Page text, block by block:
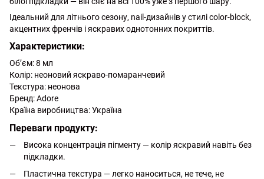
Ідеальний для літнього сезону, nail-дизайнів у стилі color-block,
акцентних френчів і яскравих однотонних покриттів.
Характеристики:
Об’єм: 8 мл
Колір: неоновий яскраво-помаранчевий
Текстура: неонова
Бренд: Adore
Країна виробництва: Україна
Переваги продукту:
Висока концентрація пігменту — колір яскравий навіть без
підкладки.
Пластична текстура — легко наноситься, не тече, не